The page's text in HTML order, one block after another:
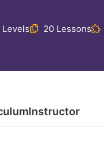
Levels 20 Lessons
Instructor